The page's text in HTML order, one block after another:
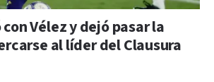
Vélez y dejó pasar la
al líder del Clausura